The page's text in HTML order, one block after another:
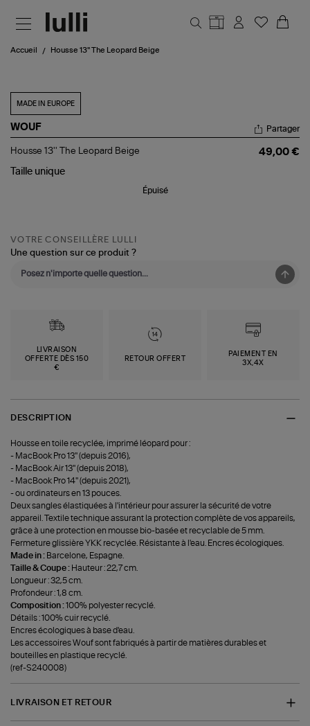
Accueil Housse 13'' The Leopard Beige
MADE IN EUROPE
WOUF
Housse
The
Partager
Housse 13'' The Leopard Beige
49,00 €
Taille unique
Épuisé
VOTRE CONSEILLÈRE LULLI
Une question sur ce produit ?
LIVRAISON
OFFERTE DÈS 150
€
RETOUR OFFERT
PAIEMENT EN
3X,4X
DESCRIPTION
Housse en toile recyclée, imprimé léopard pour :
- MacBook Pro 13'' (depuis 2016),
- MacBook Air 13'' (depuis 2018),
- MacBook Pro 14'' (depuis 2021),
- ou ordinateurs en 13 pouces.
Deux sangles élastiquées à l'intérieur pour assurer la sécurité de votre
appareil. Textile technique assurant la protection complète de vos appareils,
grâce à une protection en mousse bio-basée et recyclable de 5 mm.
Fermeture glissière YKK recyclée. Résistante à l'eau. Encres écologiques.
Made in : Barcelone, Espagne.
Taille & Coupe : Hauteur : 22,7 cm.
Longueur : 32,5 cm.
Profondeur : 1,8 cm.
Composition :100% polyester recyclé.
Détails : 100% cuir recyclé.
Encres écologiques à base d'eau.
Les accessoires Wouf sont fabriqués à partir de matières durables et
bouteilles en plastique recyclé.
(ref-S240008)
LIVRAISON ET RETOUR